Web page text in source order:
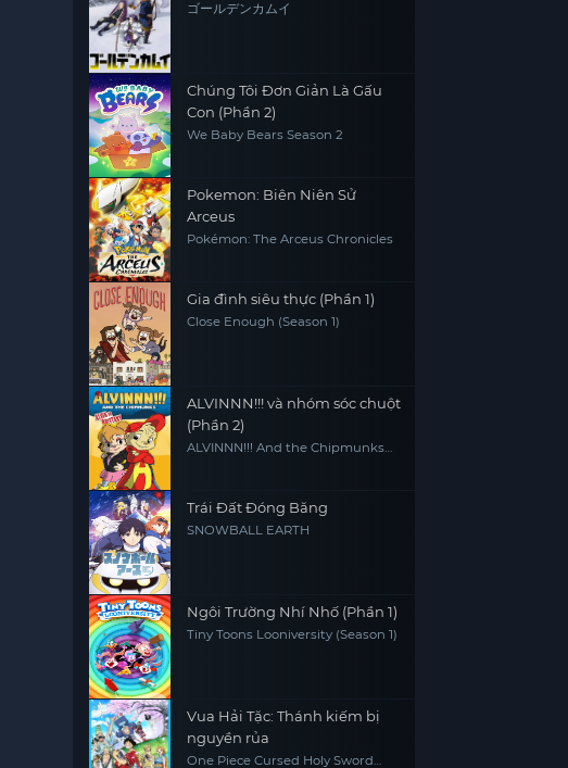
ゴールデンカムイ
Chúng Tôi Đơn Giản Là Gấu
Con (Phần 2)
We Baby Bears Season 2
Pokemon: Biên Niên Sử
Arceus
Pokémon: The Arceus Chronicles
Gia đình siêu thực (Phần 1)
Close Enough (Season 1)
ALVINNN!!! và nhóm sóc chuột
(Phần 2)
ALVINNN!!! And the Chipmunks
Trái Đất Đóng Băng
SNOWBALL EARTH
Ngôi Trường Nhí Nhố (Phần 1)
Tiny Toons Looniversity (Season 1)
Vua Hải Tặc: Thánh kiếm bị
nguyền rủa
One Piece Cursed Holy Sword